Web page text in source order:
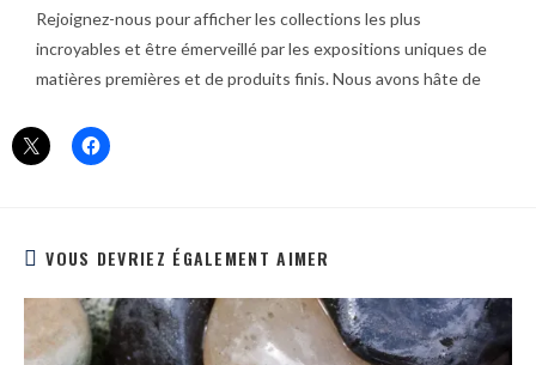
Rejoignez-nous pour afficher les collections les plus
incroyables et être émerveillé par les expositions uniques de
matières premières et de produits finis. Nous avons hâte de
VOUS DEVRIEZ ÉGALEMENT AIMER